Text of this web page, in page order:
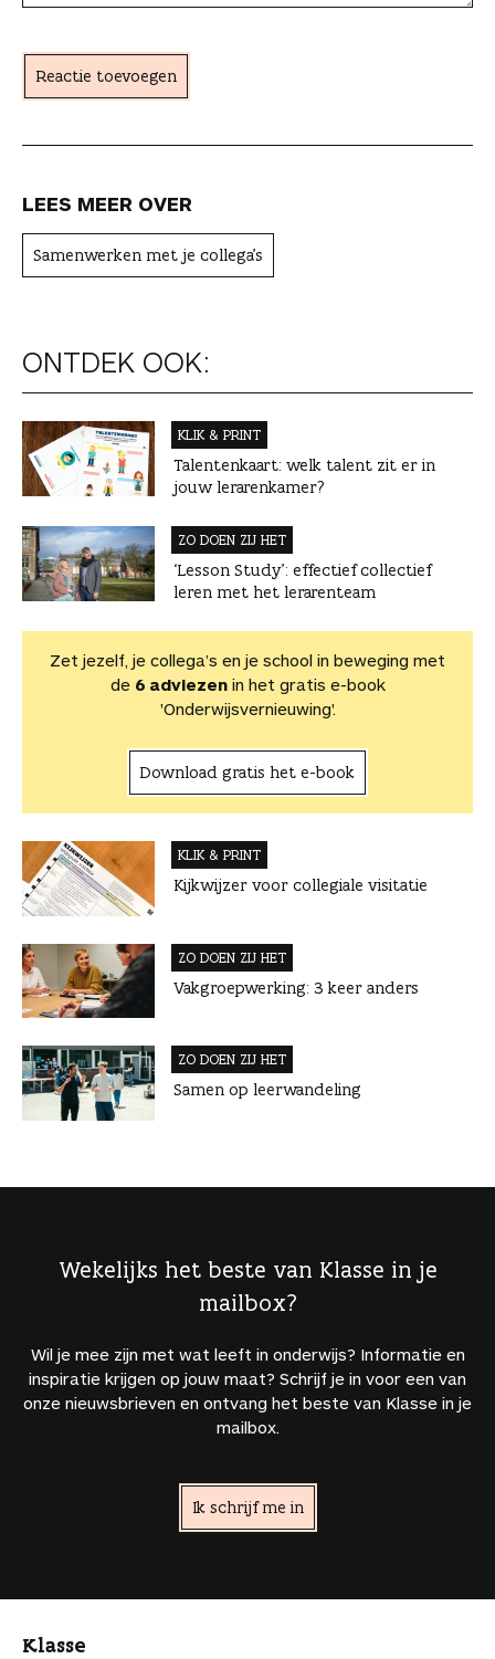
t
e
Reactie toevoegen
LEES MEER OVER
Samenwerken met je collega's
ONTDEK OOK:
KLIK & PRINT
Talentenkaart: welk talent zit er in
jouw lerarenkamer?
ZO DOEN ZIJ HET
‘Lesson Study’: effectief collectief
leren met het lerarenteam
Zet jezelf, je collega’s en je school in beweging met
de 6 adviezenin het gratis e-book
'Onderwijsvernieuwing'.
Download gratis het e-book
KLIK & PRINT
Kijkwijzer voor collegiale visitatie
ZO DOEN ZIJ HET
Vakgroepwerking: 3 keer anders
ZO DOEN ZIJ HET
Samen op leerwandeling
Wekelijks het beste van Klasse in je
mailbox?
Wil je mee zijn met wat leeft in onderwijs? Informatie en
inspiratie krijgen op jouw maat? Schrijf je in voor een van
onze nieuwsbrieven en ontvang het beste van Klasse in je
mailbox.
Ik schrijf me in
Klasse